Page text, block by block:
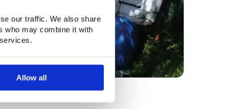
our traffic. We also share
who may combine it with
Allow all